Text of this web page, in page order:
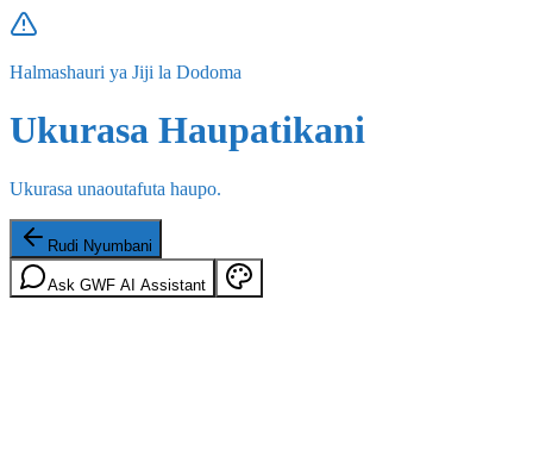
Halmashauri ya Jiji la Dodoma
Ukurasa Haupatikani
Ukurasa unaoutafuta haupo.
Rudi Nyumbani
Ask GWF AI Assistant